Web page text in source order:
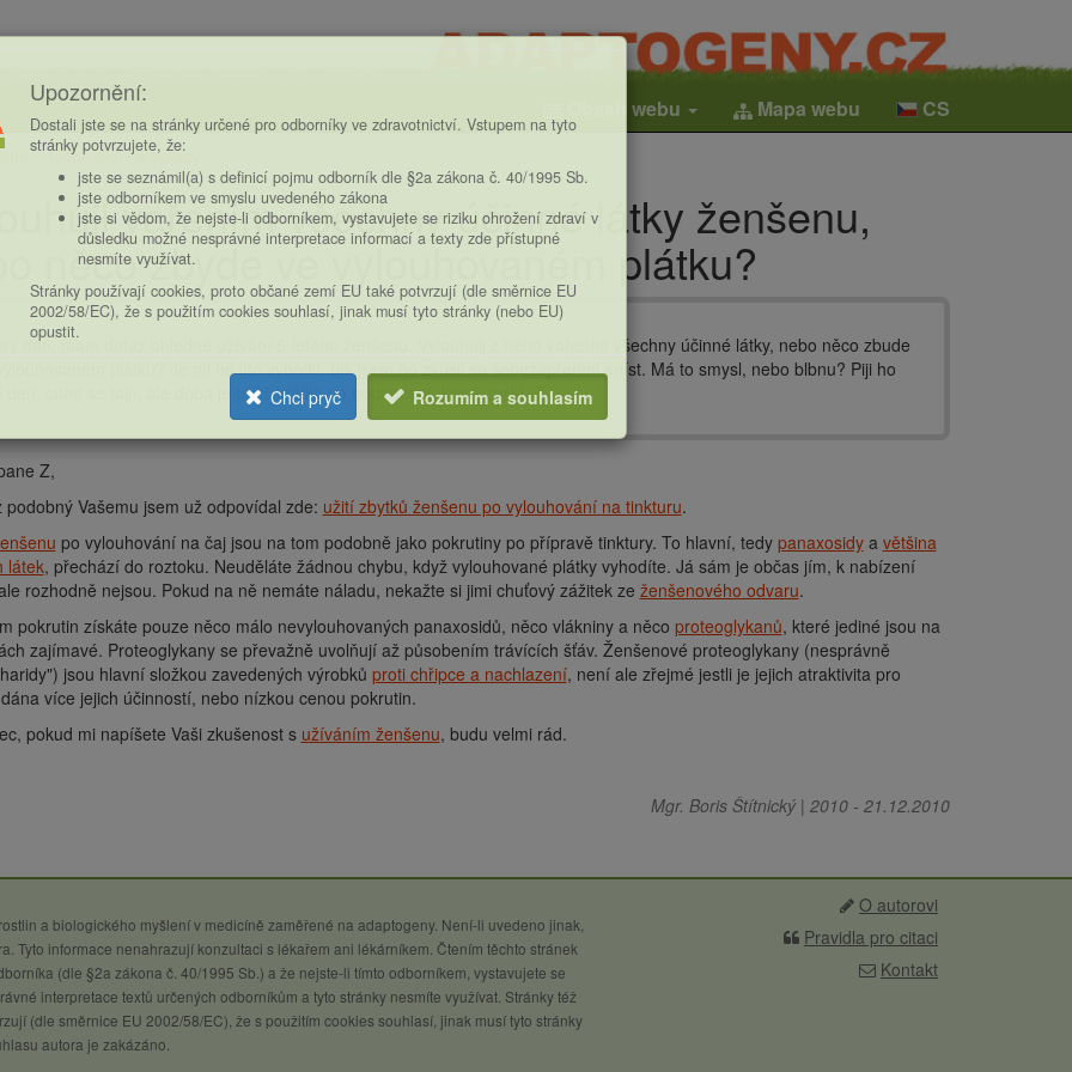
Obsah webu Mapa webu CS
Odpovědi na dotazy
vařením všechny účinné látky ženšenu,
něco zbyde ve vylouhovaném plátku?
den, mám dotaz ohledně užívání 6-letého ženšenu. Vylouhuji z něho vařením všechny účinné látky, nebo něco zbude
vylouhovaném plátku? Je mi ho líto vyhodit, tak jsem ho zkusil se sebezapřením sníst. Má to smysl, nebo blbnu? Piji ho
den, cítím se fajn, ale doba je příliš krátká na hodnocení, které zašlu. Z.
Z,
podobný Vašemu jsem už odpovídal zde: užití zbytků ženšenu po vylouhování na tinkturu.
po vylouhování na čaj jsou na tom podobně jako pokrutiny po přípravě tinktury. To hlavní, tedy panaxosidya většina
látek, přechází do roztoku. Neuděláte žádnou chybu, když vylouhované plátky vyhodíte. Já sám je občas jím, k nabízení
rozhodně nejsou. Pokud na ně nemáte náladu, nekažte si jimi chuťový zážitek ze ženšenového odvaru.
pokrutin získáte pouze něco málo nevylouhovaných panaxosidů, něco vlákniny a něco proteoglykanů, které jediné jsou na
zajímavé. Proteoglykany se převažně uvolňují až působením trávících šťáv. Ženšenové proteoglykany (nesprávně
jsou hlavní složkou zavedených výrobků proti chřipce a nachlazení, není ale zřejmé jestli je jejich atraktivita pro
více jejich účinností, nebo nízkou cenou pokrutin.
pokud mi napíšete Vaši zkušenost s užíváním ženšenu, budu velmi rád.
Mgr. Boris Štítnický | 2010 - 21.12.2010
O autorovi
Pravidla pro citaci
Kontakt
a biologického myšlení v medicíně zaměřené na adaptogeny. Není-li uvedeno jinak,
Tyto informace nenahrazují konzultaci s lékařem ani lékárníkem. Čtením těchto stránek
(dle §2a zákona č. 40/1995 Sb.) a že nejste-li tímto odborníkem, vystavujete se
interpretace textů určených odborníkům a tyto stránky nesmíte využívat. Stránky též
(dle směrnice EU 2002/58/EC), že s použitím cookies souhlasí, jinak musí tyto stránky
autora je zakázáno.
Upozornění:
Dostali jste se na stránky určené pro odborníky ve zdravotnictví. Vstupem na tyto
stránky potvrzujete, že:
jste se seznámil(a) s definicí pojmu odborník dle §2a zákona č. 40/1995 Sb.
jste odborníkem ve smyslu uvedeného zákona
jste si vědom, že nejste-li odborníkem, vystavujete se riziku ohrožení zdraví v
důsledku možné nesprávné interpretace informací a texty zde přístupné
nesmíte využívat.
Stránky používají cookies, proto občané zemí EU také potvrzují (dle směrnice EU
2002/58/EC), že s použitím cookies souhlasí, jinak musí tyto stránky (nebo EU)
opustit.
Chci pryč Rozumím a souhlasím